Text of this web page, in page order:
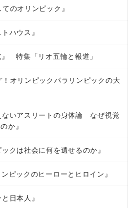
のオリンピック』
ハウス』
特集「リオ五輪と報道」
オリンピックパラリンピックの大
いアスリートの身体論 なぜ視覚
か』
クは社会に何を遺せるのか』
ピックのヒーローとヒロイン』
日本人』